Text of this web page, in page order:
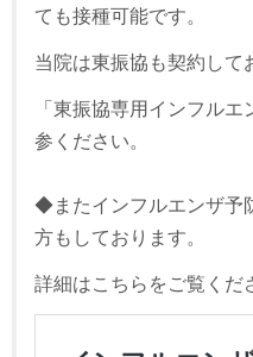
ても接種可能です。
当院は東振協も契約して
「東振協専用インフル
参ください。
◆またインフルエンザ予
方もしております。
詳細はこちらをご覧くだ